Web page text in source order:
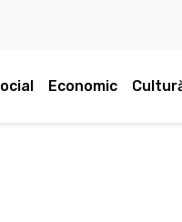
Economic